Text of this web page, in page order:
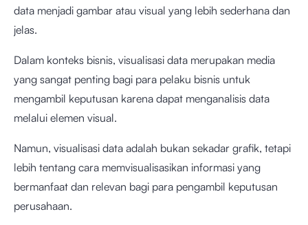
data menjadi gambar atau visual yang lebih sederhana dan
jelas.
Dalam konteks bisnis, visualisasi data merupakan media
yang sangat penting bagi para pelaku bisnis untuk
mengambil keputusan karena dapat menganalisis data
melalui elemen visual.
Namun, visualisasi data adalah bukan sekadar grafik, tetapi
lebih tentang cara memvisualisasikan informasi yang
bermanfaat dan relevan bagi para pengambil keputusan
perusahaan.